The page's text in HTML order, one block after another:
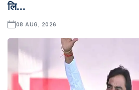
लि...
08 AUG, 2026